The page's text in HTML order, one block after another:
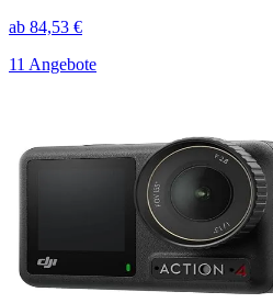
ab 84,53 €
11 Angebote